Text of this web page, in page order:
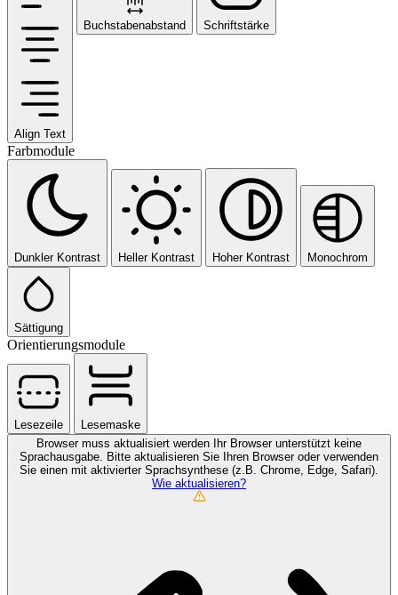
Align Text
Buchstabenabstand Schriftstärke
Farbmodule
Dunkler Kontrast Heller Kontrast Hoher Kontrast Monochrom
Sättigung
Orientierungsmodule
Lesezeile
Lesemaske
Browser muss aktualisiert werden
Ihr Browser unterstützt keine
Sprachausgabe. Bitte aktualisieren Sie Ihren Browser oder verwenden
Sie einen mit aktivierter Sprachsynthese (z.B. Chrome, Edge, Safari).
Wie aktualisieren?